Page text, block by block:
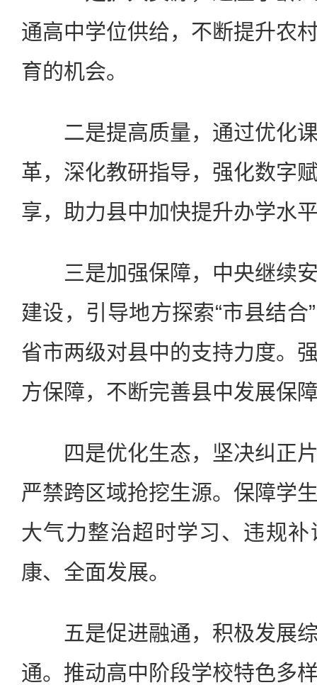
通高中学位供给，不断提升农
育的机会。
二是提高质量，通过优化课
革，深化教研指导，强化数字
享，助力县中加快提升办学水
三是加强保障，中央继续安
建设，引导地方探索“市县结
省市两级对县中的支持力度。
方保障，不断完善县中发展保
四是优化生态，坚决纠正片
严禁跨区域抢挖生源。保障学
大气力整治超时学习、违规
康、全面发展。
五是促进融通，积极发展综
通。推动高中阶段学校特色多